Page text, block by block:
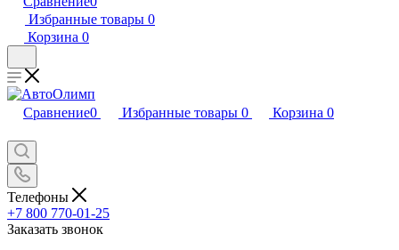
Избранные товары 0
Корзина 0
Сравнение0 Избранные товары 0 Корзина 0
Телефоны
+7 800 770-01-25
Заказать звонок